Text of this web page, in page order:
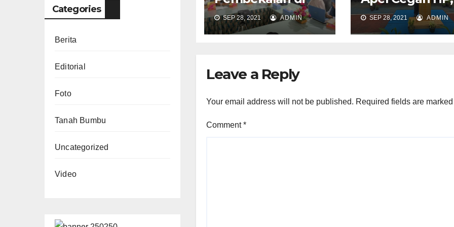
Categories
Berita
Editorial
Foto
Tanah Bumbu
Uncategorized
Video
Pelatihan GPS
SEP 28, 2021 ADMIN
Pungli,
SEP 28, 2021 ADMIN
Leave a Reply
Your email address will not be published. Required fields are marked
Comment*